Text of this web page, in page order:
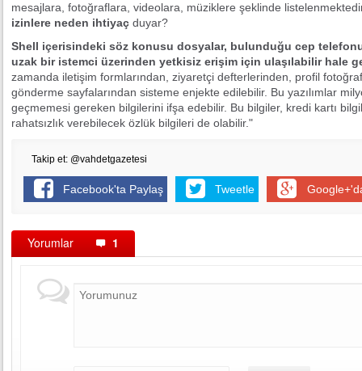
mesajlara, fotoğraflara, videolara, müziklere şeklinde
izinlere neden ihtiyaç duyar?
Shell içerisindeki söz konusu dosyalar, bulunduğu cep
uzak bir istemci üzerinden yetkisiz erişim için ulaşılabilir hale
zamanda iletişim formlarından, ziyaretçi defterlerinden, profil
gönderme sayfalarından sisteme enjekte edilebilir. Bu yazılımlar
geçmemesi gereken bilgilerini ifşa edebilir. Bu bilgiler, kredi kartı
rahatsızlık verebilecek özlük bilgileri de olabilir."
Takip et: @vahdetgazetesi
Facebook'ta Paylaş Tweetle
Yorumlar 1